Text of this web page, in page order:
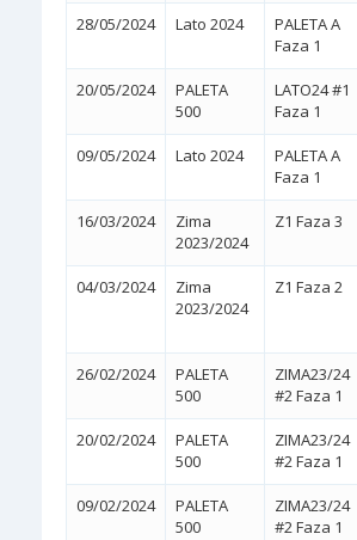
28/05/2024 Lato 2024
PALETA A
Faza 1
20/05/2024
PALETA
500
LATO24 #1
Faza 1
09/05/2024 Lato 2024
PALETA A
Faza 1
16/03/2024
Zima
2023/2024
Z1 Faza 3
04/03/2024
Zima
2023/2024
Z1 Faza 2
26/02/2024
PALETA
500
ZIMA23/24
#2 Faza 1
20/02/2024
PALETA
500
ZIMA23/24
#2 Faza 1
09/02/2024
PALETA
500
ZIMA23/24
#2 Faza 1